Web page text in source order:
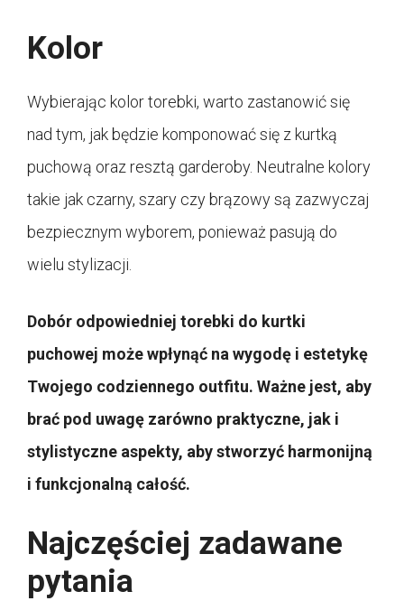
Kolor
Wybierając kolor torebki, warto zastanowić się
nad tym, jak będzie komponować się z kurtką
puchową oraz resztą garderoby. Neutralne kolory
takie jak czarny, szary czy brązowy są zazwyczaj
bezpiecznym wyborem, ponieważ pasują do
wielu stylizacji.
Dobór odpowiedniej torebki do kurtki
puchowej może wpłynąć na wygodę i estetykę
Twojego codziennego outfitu. Ważne jest, aby
brać pod uwagę zarówno praktyczne, jak i
stylistyczne aspekty, aby stworzyć harmonijną
i funkcjonalną całość.
Najczęściej zadawane
pytania